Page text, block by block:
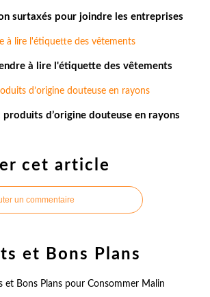
surtaxés pour joindre les entreprises
à lire l'étiquette des vêtements
produits d’origine douteuse en rayons
cet article
un commentaire
et Bons Plans